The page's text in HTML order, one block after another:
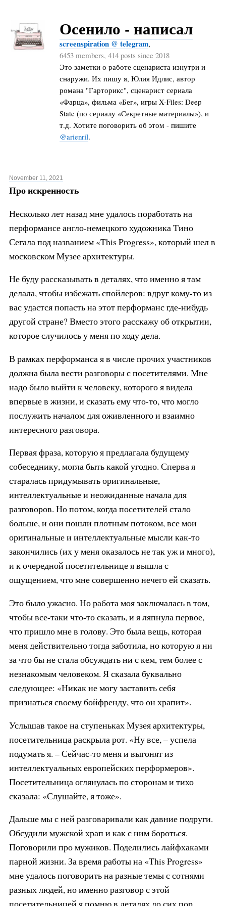
Осенило - написал
screenspiration @ telegram,
6453 members, 414 posts since 2018
Это заметки о работе сценариста изнутри и
снаружи. Их пишу я, Юлия Идлис, автор
романа "Гарторикс", сценарист сериала
«Фарца», фильма «Бег», игры X-Files: Deep
State (по сериалу «Секретные материалы»), и
т.д. Хотите поговорить об этом - пишите
@arienril.
November 11, 2021
Про искренность
Несколько лет назад мне удалось поработать на
перформансе англо-немецкого художника Тино
Сегала под названием «This Progress», который шел в
московском Музее архитектуры.
Не буду рассказывать в деталях, что именно я там
делала, чтобы избежать спойлеров: вдруг кому-то из
вас удастся попасть на этот перформанс где-нибудь
другой стране? Вместо этого расскажу об открытии,
которое случилось у меня по ходу дела.
В рамках перформанса я в числе прочих участников
должна была вести разговоры с посетителями. Мне
надо было выйти к человеку, которого я видела
впервые в жизни, и сказать ему что-то, что могло
послужить началом для оживленного и взаимно
интересного разговора.
Первая фраза, которую я предлагала будущему
собеседнику, могла быть какой угодно. Сперва я
старалась придумывать оригинальные,
интеллектуальные и неожиданные начала для
разговоров. Но потом, когда посетителей стало
больше, и они пошли плотным потоком, все мои
оригинальные и интеллектуальные мысли как-то
закончились (их у меня оказалось не так уж и много),
и к очередной посетительнице я вышла с
ощущением, что мне совершенно нечего ей сказать.
Это было ужасно. Но работа моя заключалась в том,
чтобы все-таки что-то сказать, и я ляпнула первое,
что пришло мне в голову. Это была вещь, которая
меня действительно тогда заботила, но которую я ни
за что бы не стала обсуждать ни с кем, тем более с
незнакомым человеком. Я сказала буквально
следующее: «Никак не могу заставить себя
признаться своему бойфренду, что он храпит».
Услышав такое на ступеньках Музея архитектуры,
посетительница раскрыла рот. «Ну все, – успела
подумать я. – Сейчас-то меня и выгонят из
интеллектуальных европейских перформеров».
Посетительница оглянулась по сторонам и тихо
сказала: «Слушайте, я тоже».
Дальше мы с ней разговаривали как давние подруги.
Обсудили мужской храп и как с ним бороться.
Поговорили про мужиков. Поделились лайфхаками
парной жизни. За время работы на «This Progress»
мне удалось поговорить на разные темы с сотнями
разных людей, но именно разговор с этой